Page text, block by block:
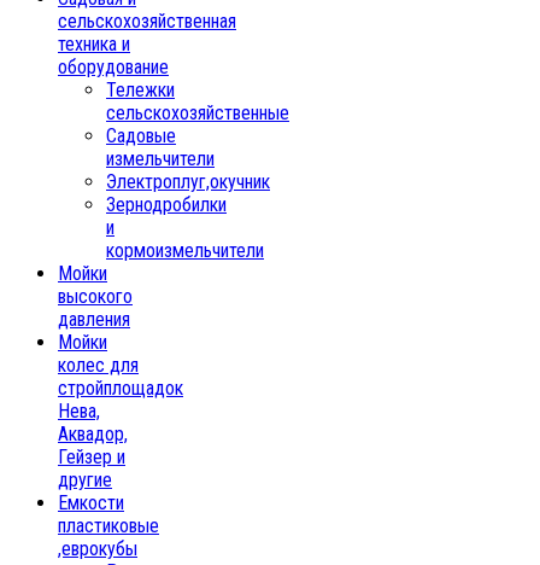
сельскохозяйственная
техника и
оборудование
Тележки
сельскохозяйственные
Садовые
измельчители
Электроплуг,окучник
Зернодробилки
и
кормоизмельчители
Мойки
высокого
давления
Мойки
колес для
стройплощадок
Нева,
Аквадор,
Гейзер и
другие
Емкости
пластиковые
,еврокубы